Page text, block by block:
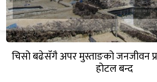
चिसो बढेसँगै अपर मुस्ताङको जनजीवन
होटल बन्द